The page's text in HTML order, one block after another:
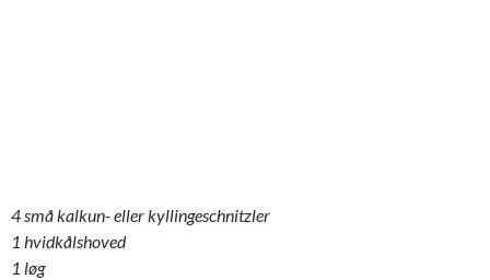
4 små kalkun- eller kyllingeschnitzler
1 hvidkålshoved
1 løg